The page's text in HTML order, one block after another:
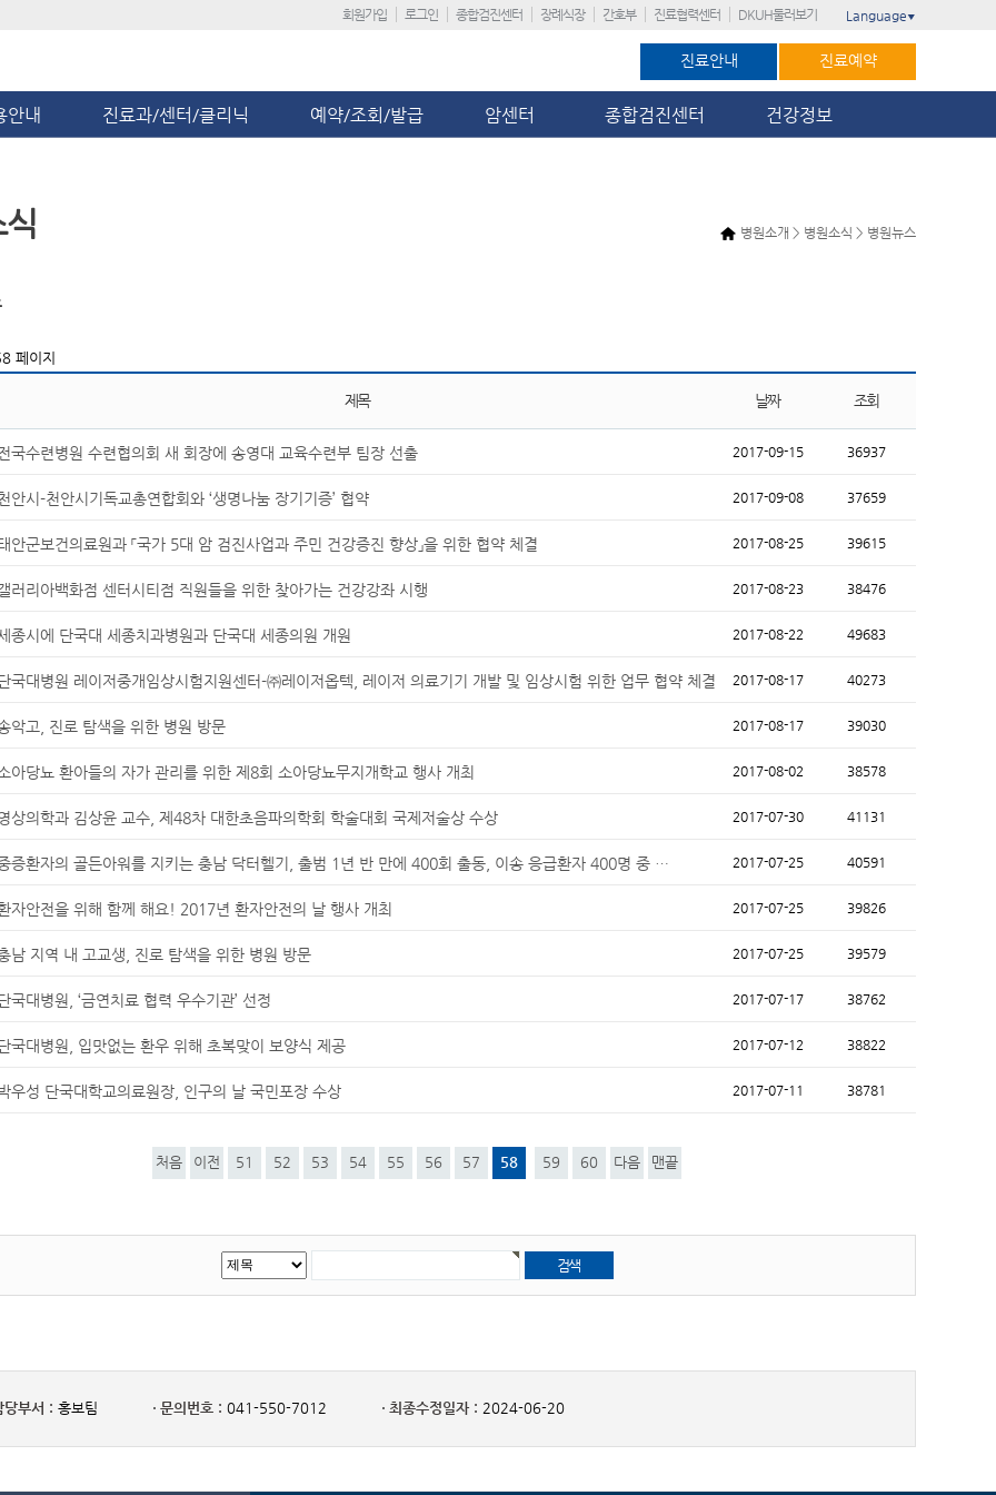
회원가입 로그인 종합검진센터 장례식장 간호부 진료협력센터 DKUH둘러보기 Language ▼
진료안내 진료예약
안내 진료과/센터/클리닉 예약/조회/발급 암센터 종합검진센터 건강정보
병원소개 > 병원소식 > 병원뉴스
페이지
제목 날짜 조회
국수련병원 수련협의회 새 회장에 송영대 교육수련부 팀장 선출 2017-09-15 36937
안시-천안시기독교총연합회와 ‘생명나눔 장기기증’ 협약 2017-09-08 37659
안군보건의료원과 「국가 5대 암 검진사업과 주민 건강증진 향상」을 위한 협약 체결 2017-08-25 39615
러리아백화점 센터시티점 직원들을 위한 찾아가는 건강강좌 시행 2017-08-23 38476
종시에 단국대 세종치과병원과 단국대 세종의원 개원 2017-08-22 49683
국대병원 레이저중개임상시험지원센터-㈜레이저옵텍, 레이저 의료기기 개발 및 임상시험 위한 업무 협약 체결 2017-08-17 40273
악고, 진로 탐색을 위한 병원 방문 2017-08-17 39030
아당뇨 환아들의 자가 관리를 위한 제8회 소아당뇨무지개학교 행사 개최 2017-08-02 38578
상의학과 김상윤 교수, 제48차 대한초음파의학회 학술대회 국제저술상 수상 2017-07-30 41131
증환자의 골든아워를 지키는 충남 닥터헬기, 출범 1년 반 만에 400회 출동, 이송 응급환자 400명 중 … 2017-07-25 40591
자안전을 위해 함께 해요! 2017년 환자안전의 날 행사 개최 2017-07-25 39826
남 지역 내 고교생, 진로 탐색을 위한 병원 방문 2017-07-25 39579
국대병원, ‘금연치료 협력 우수기관’ 선정 2017-07-17 38762
국대병원, 입맛없는 환우 위해 초복맞이 보양식 제공 2017-07-12 38822
우성 단국대학교의료원장, 인구의 날 국민포장 수상 2017-07-11 38781
처음 이전 51 52 53 54 55 56 57 58 59 60 다음 맨끝
당부서 : 홍보팀 문의번호 : 041-550-7012 최종수정일자 : 2024-06-20